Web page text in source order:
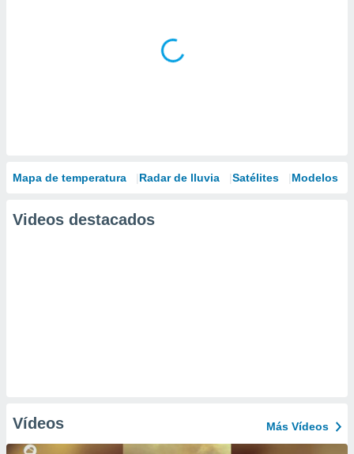
Mapa de temperatura Radar de lluvia Satélites Modelos
Videos destacados
Vídeos Más Vídeos